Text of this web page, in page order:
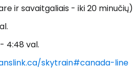
ir savaitgaliais - iki 20 minučių)
4:48 val.
skytrain#canada-line